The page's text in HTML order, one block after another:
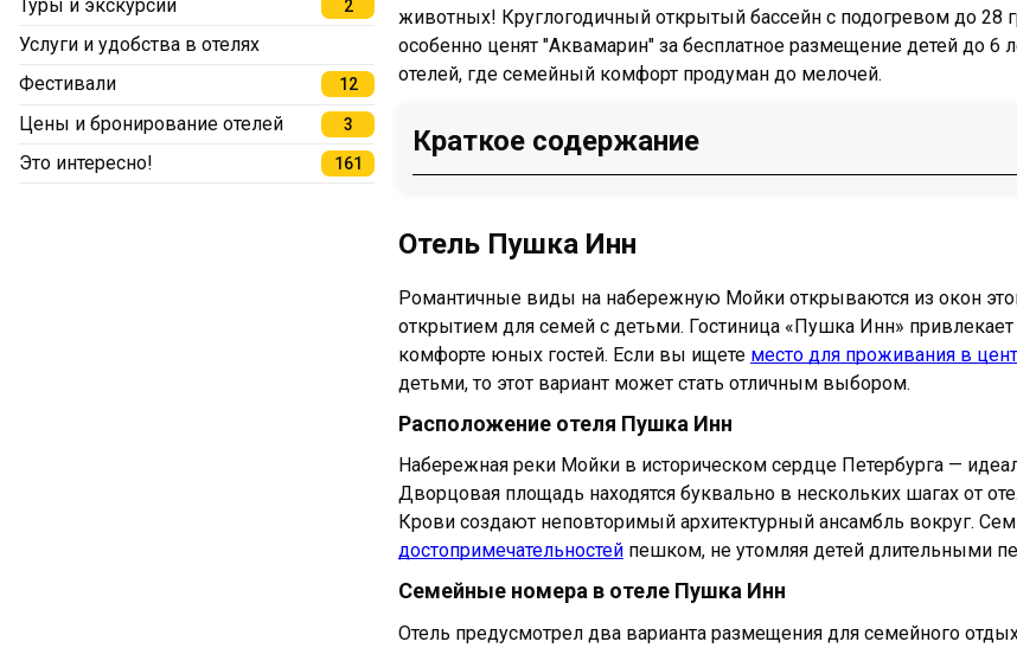
животных! Круглогодичный открытый бассейн с подогревом до 28
особенно ценят "Аквамарин" за бесплатное размещение детей до
отелей, где семейный комфорт продуман до мелочей.
Краткое содержание
Галунов Отель
Лотте Отель Санкт-Петербург
Парк Отель Репино
Спа-отель Аквамарин
Azimut Парк Отель&Спа Репино
Отель Гельвеция
Гранд Отель Эмеральд
Гостиница Англетер
Отель Author Boutique
Отель Station Premier V18
Отель Olympia Garden
Заключение
Отель Пушка Инн
Романтичные виды на набережную Мойки открываются из окон
открытием для семей с детьми. Гостиница «Пушка Инн»
комфорте юных гостей. Если вы ищете место для проживания в
детьми, то этот вариант может стать отличным выбором.
Расположение отеля Пушка Инн
Набережная реки Мойки в историческом сердце Петербурга —
Дворцовая площадь находятся буквально в нескольких шагах от
Крови создают неповторимый архитектурный ансамбль вокруг.
достопримечательностей пешком, не утомляя детей длительными
Семейные номера в отеле Пушка Инн
Отель предусмотрел два варианта размещения для семейного
Туры и экскурсии 2
Услуги и удобства в отелях
Фестивали
12
Цены и бронирование отелей 3
Это интересно! 161